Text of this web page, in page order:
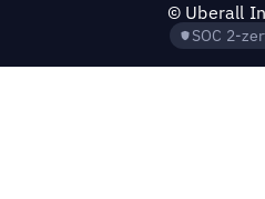
© Uberall
SOC 2-